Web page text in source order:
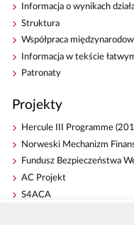
Informacja o wynikach
Struktura
Współpraca
Informacja w tekście
Patronaty
Projekty
Hercule III Programme
Norweski Mechanizm
Fundusz Bezpieczeństwa
AC Projekt
S4ACA